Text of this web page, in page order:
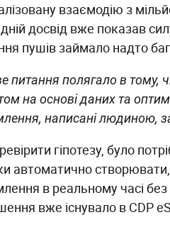
взаємодію з
досвід вже показав
пушів займало надто
питання полягало в тому,
на основі даних та
написані людиною,
гіпотезу, було
автоматично
в реальному часі без
вже існувало в CDP